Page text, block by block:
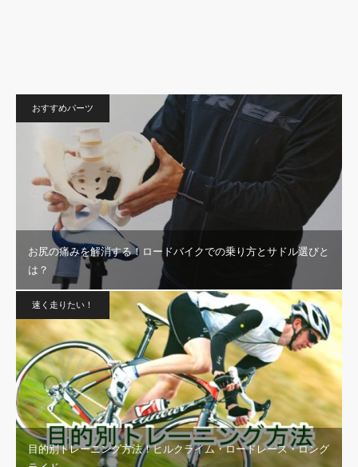
おすすめパーツ
お尻の痛みを解消する！ロードバイクでの乗り方とサドル選びと
は？
速く走りたい！
目的別トレーニング方法！ヒルクライム・ロードレース・ロング